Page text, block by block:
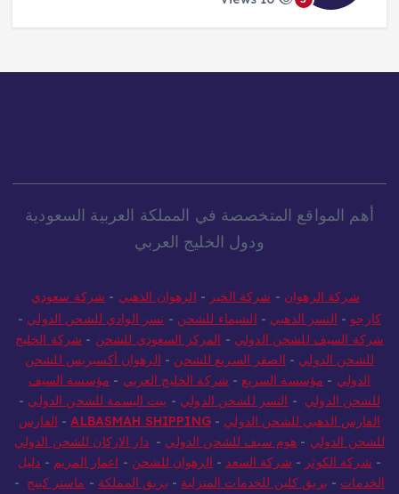
أهم المواقع المتخصصة في المملكة العربية السعودية
ودول الخليج العربي
شركة الرهوان - شركة الخير - الرهوان الذهبي - شركة سعودي
كارجو - النسر الذهبي - الشيماء للشحن - نسر الوادي للشحن الدولي -
شركة السيف للشحن الدولي - المركز السعودي للشحن - شركة الخليج
للشحن الدولي - الصقر السريع للشحن - الرهوان أكسبريس للشحن
الدولي - مؤسسة السريع - شركة الخليج العربي - مؤسسة السيف
للشحن الدولي - النسر للشحن الدولي - بيت البسمة للشحن الدولي -
الفارس الذهبي للشحن الدولي -
ALBASMAH SHIPPING
- الفارس
للشحن الدولي - هوم سيف للشحن الدولي -دار الاركان للشحن الدولي
- شركة الكوثر - شركة السعد - الرهوان للشحن - اعمار المريم - دليل
الخدمات - بريق كلين للخدمات المنزلية - بريق المملكة - ماستر كينج -